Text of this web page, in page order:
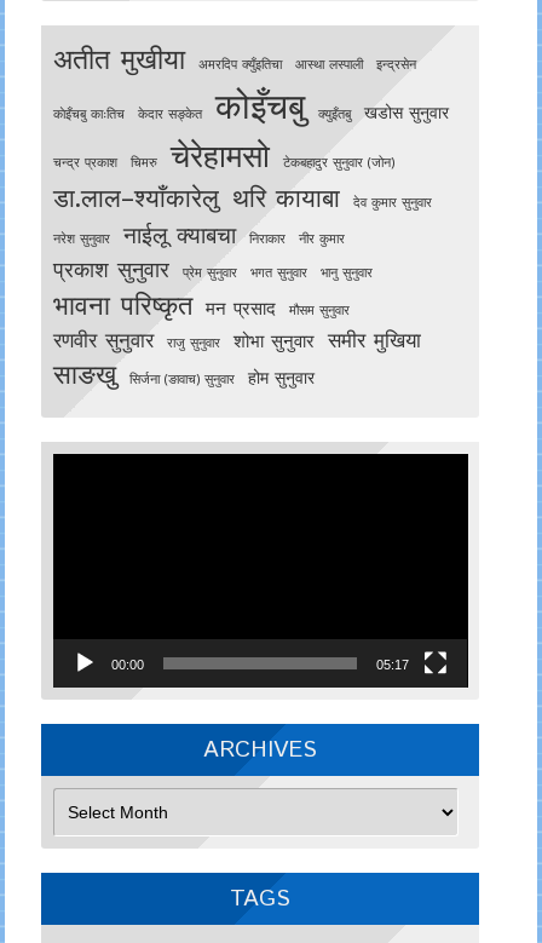
अतीत मुखीया अमरदिप क्युँइतिचा आस्था लस्पाली इन्द्रसेन
काेइँचबु काःतिच केदार सङ्केत कोइँचबु क्युइँतबु खडोस सुनुवार
चन्द्र प्रकाश चिमरु चेरेहामसो टेकबहादुर सुनुवार (जोन)
डा.लाल–श्याँकारेलु थरि कायाबा देव कुमार सुनुवार
नरेश सुनुवार नाईलू क्याबचा निराकार नीर कुमार
प्रकाश सुनुवार प्रेम सुनुवार भगत सुनुवार भानु सुनुवार
भावना परिष्कृत मन प्रसाद मौसम सुनुवार
रणवीर सुनुवार राजु सुनुवार शोभा सुनुवार समीर मुखिया
साङखु सिर्जना (ङावाच) सुनुवार होम सुनुवार
00:00 05:17
ARCHIVES
TAGS